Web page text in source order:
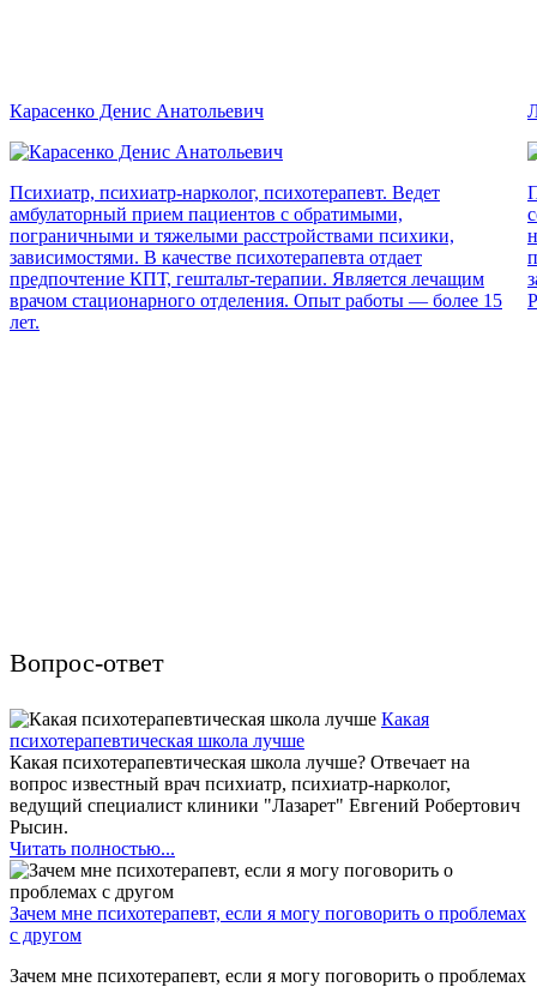
Карасенко Денис Анатольевич
Психиатр, психиатр-нарколог, психотерапевт. Ведет
амбулаторный прием пациентов с обратимыми,
пограничными и тяжелыми расстройствами психики,
зависимостями. В качестве психотерапевта отдает
предпочтение КПТ, гештальт-терапии. Является лечащим
врачом стационарного отделения. Опыт работы — более 15
лет.
Вопрос-ответ
Какая
психотерапевтическая школа лучше
Какая психотерапевтическая школа лучше? Отвечает на
вопрос известный врач психиатр, психиатр-нарколог,
ведущий специалист клиники "Лазарет" Евгений Робертович
Рысин.
Читать полностью...
Зачем мне психотерапевт, если я могу поговорить о проблемах
с другом
Зачем мне психотерапевт, если я могу поговорить о проблемах